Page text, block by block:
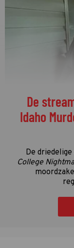
De
Idaho
De
College